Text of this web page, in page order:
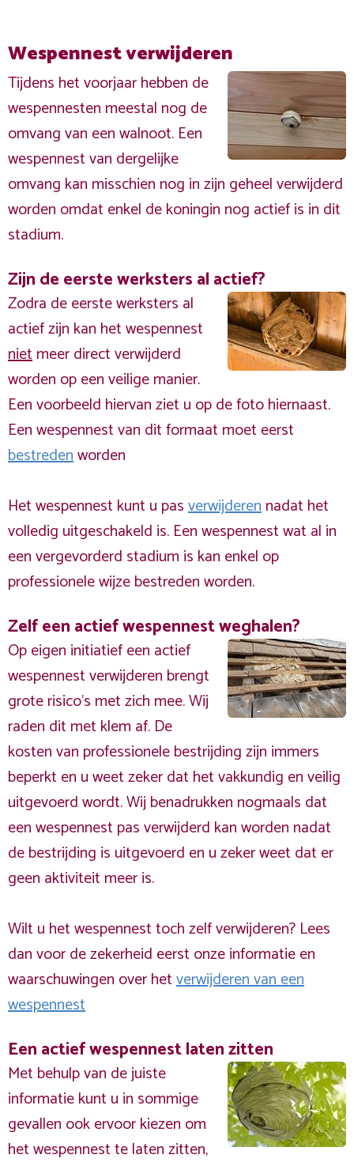
Wespennest verwijderen
Tijdens het voorjaar hebben de
wespennesten meestal nog de
omvang van een walnoot. Een
wespennest van dergelijke
omvang kan misschien nog in zijn geheel verwijderd
worden omdat enkel de koningin nog actief is in dit
stadium.
Zijn de eerste werksters al actief?
Zodra de eerste werksters al
actief zijn kan het wespennest
nietmeer direct verwijderd
worden op een veilige manier.
Een voorbeeld hiervan ziet u op de foto hiernaast.
Een wespennest van dit formaat moet eerst
bestredenworden
Het wespennest kunt u pasverwijderennadat het
volledig uitgeschakeld is. Een wespennest wat al in
een vergevorderd stadium is kan enkel op
professionele wijze bestreden worden.
Zelf een actief wespennest weghalen?
Op eigen initiatief een actief
wespennest verwijderen brengt
grote risico’s met zich mee. Wij
raden dit met klem af. De
kosten van professionele bestrijding zijn immers
beperkt en u weet zeker dat het vakkundig en veilig
uitgevoerd wordt. Wij benadrukken nogmaals dat
een wespennest pas verwijderd kan worden nadat
de bestrijding is uitgevoerd en u zeker weet dat er
geen aktiviteit meer is.
Wilt u het wespennest toch zelf verwijderen? Lees
dan voor de zekerheid eerst onze informatie en
waarschuwingen over hetverwijderen van een
wespennest
Een actief wespennest laten zitten
Met behulp van de juiste
informatie kunt u in sommige
gevallen ook ervoor kiezen om
het wespennest te laten zitten,